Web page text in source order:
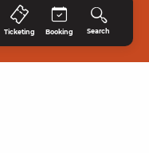
Ticketing Booking Search